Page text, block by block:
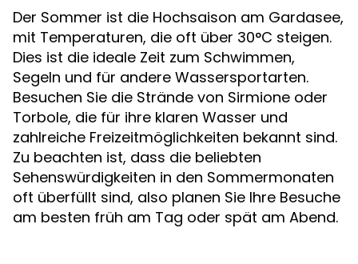
Der Sommer ist die Hochsaison am Gardasee,
mit Temperaturen, die oft über 30°C steigen.
Dies ist die ideale Zeit zum Schwimmen,
Segeln und für andere Wassersportarten.
Besuchen Sie die Strände von Sirmione oder
Torbole, die für ihre klaren Wasser und
zahlreiche Freizeitmöglichkeiten bekannt sind.
Zu beachten ist, dass die beliebten
Sehenswürdigkeiten in den Sommermonaten
oft überfüllt sind, also planen Sie Ihre Besuche
am besten früh am Tag oder spät am Abend.